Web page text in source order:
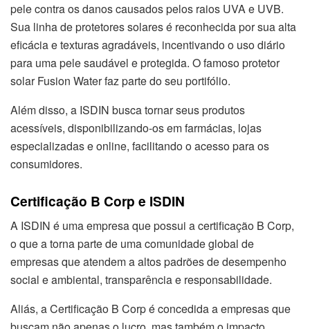
pele contra os danos causados pelos raios UVA e UVB.
Sua linha de protetores solares é reconhecida por sua alta
eficácia e texturas agradáveis, incentivando o uso diário
para uma pele saudável e protegida. O famoso protetor
solar Fusion Water faz parte do seu portifólio.
Além disso, a ISDIN busca tornar seus produtos
acessíveis, disponibilizando-os em farmácias, lojas
especializadas e online, facilitando o acesso para os
consumidores.
Certificação B Corp e ISDIN
A ISDIN é uma empresa que possui a certificação B Corp,
o que a torna parte de uma comunidade global de
empresas que atendem a altos padrões de desempenho
social e ambiental, transparência e responsabilidade.
Aliás, a Certificação B Corp é concedida a empresas que